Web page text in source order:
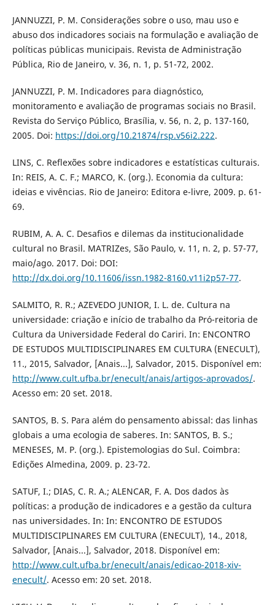
JANNUZZI, P. M. Considerações sobre o uso, mau uso e
abuso dos indicadores sociais na formulação e avaliação de
políticas públicas municipais. Revista de Administração
Pública, Rio de Janeiro, v. 36, n. 1, p. 51-72, 2002.
JANNUZZI, P. M. Indicadores para diagnóstico,
monitoramento e avaliação de programas sociais no Brasil.
Revista do Serviço Público, Brasília, v. 56, n. 2, p. 137-160,
2005. Doi: https://doi.org/10.21874/rsp.v56i2.222.
LINS, C. Reflexões sobre indicadores e estatísticas culturais.
In: REIS, A. C. F.; MARCO, K. (org.). Economia da cultura:
ideias e vivências. Rio de Janeiro: Editora e-livre, 2009. p. 61-
69.
RUBIM, A. A. C. Desafios e dilemas da institucionalidade
cultural no Brasil. MATRIZes, São Paulo, v. 11, n. 2, p. 57-77,
maio/ago. 2017. Doi: DOI:
http://dx.doi.org/10.11606/issn.1982-8160.v11i2p57-77.
SALMITO, R. R.; AZEVEDO JUNIOR, I. L. de. Cultura na
universidade: criação e início de trabalho da Pró-reitoria de
Cultura da Universidade Federal do Cariri. In: ENCONTRO
DE ESTUDOS MULTIDISCIPLINARES EM CULTURA (ENECULT),
11., 2015, Salvador, [Anais...], Salvador, 2015. Disponível em:
http://www.cult.ufba.br/enecult/anais/artigos-aprovados/.
Acesso em: 20 set. 2018.
SANTOS, B. S. Para além do pensamento abissal: das linhas
globais a uma ecologia de saberes. In: SANTOS, B. S.;
MENESES, M. P. (org.). Epistemologias do Sul. Coimbra:
Edições Almedina, 2009. p. 23-72.
SATUF, I.; DIAS, C. R. A.; ALENCAR, F. A. Dos dados às
políticas: a produção de indicadores e a gestão da cultura
nas universidades. In: In: ENCONTRO DE ESTUDOS
MULTIDISCIPLINARES EM CULTURA (ENECULT), 14., 2018,
Salvador, [Anais...], Salvador, 2018. Disponível em:
http://www.cult.ufba.br/enecult/anais/edicao-2018-xiv-
enecult/. Acesso em: 20 set. 2018.